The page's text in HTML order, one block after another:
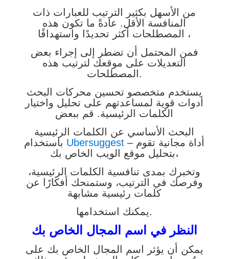
من الأسهل بكثير الترتيب للعبارات ذات
المنافسة الأقل. عادةً ما تكون هذه
،
فمن المحتمل أن تضطر إلى إجراء بعض
التعديلات على موقعك لترتيب هذه
المصطلحات.
يستخدم متخصصو تحسين محركات البحث
أدوات قوية لمساعدتهم على تحليل واختيار
الكلمات الرئيسية. قم ببعض
البحث الأساسي عن الكلمات الرئيسية
Ubersuggest – أداة مجانية تقوم
بتحليل موقع الويب الخاص بك،
وتخبرك بمدى تنافسية الكلمات الرئيسية،
وفرصك في الترتيب، وستمنحك أفكارًا عن
كلمات رئيسية مشابهة
يمكنك استخدامها.
النظر في اسم المجال الخاص بك
يمكن أن يؤثر اسم المجال الخاص بك على